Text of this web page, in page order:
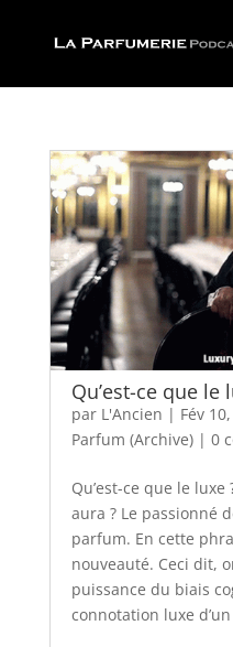
Qu’est-ce que le
par L'Ancien | Fév
Parfum (Archive)| 0
Qu’est-ce que le
aura ? Le passionné
parfum. En cette
nouveauté. Ceci dit,
puissance du biais
connotation luxe